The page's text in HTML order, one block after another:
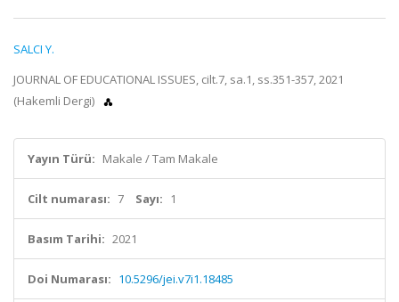
SALCI Y.
JOURNAL OF EDUCATIONAL ISSUES, cilt.7, sa.1, ss.351-357, 2021
(Hakemli Dergi)
Yayın Türü: Makale / Tam Makale
Cilt numarası: 7 Sayı: 1
Basım Tarihi: 2021
Doi Numarası: 10.5296/jei.v7i1.18485